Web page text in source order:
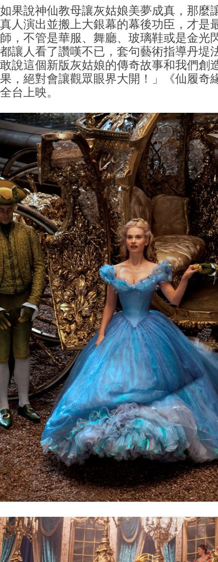
如果說神仙教母讓灰姑娘美夢成真，那麼
真人演出並搬上大銀幕的幕後功臣，才是
師，不管是華服、舞廳、玻璃鞋或是金光
都讓人看了讚嘆不已，套句藝術指導丹堤
敢說這個新版灰姑娘的傳奇故事和我們創
果，絕對會讓觀眾眼界大開！」《仙履奇
全台上映。